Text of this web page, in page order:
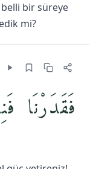
belli bir süreye
mi?
فَقَدَرْنَا